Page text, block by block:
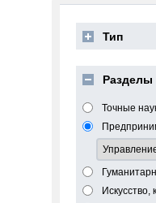
Тип
Разделы
Точные
Искусство,